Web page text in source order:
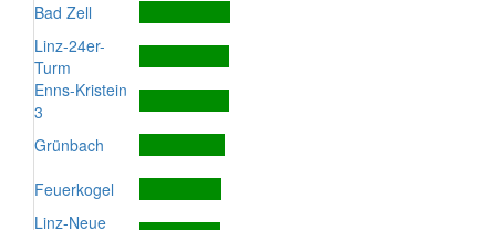
Bad Zell
Linz-24er-
Turm
Enns-Kristein
3
Grünbach
Feuerkogel
Linz-Neue